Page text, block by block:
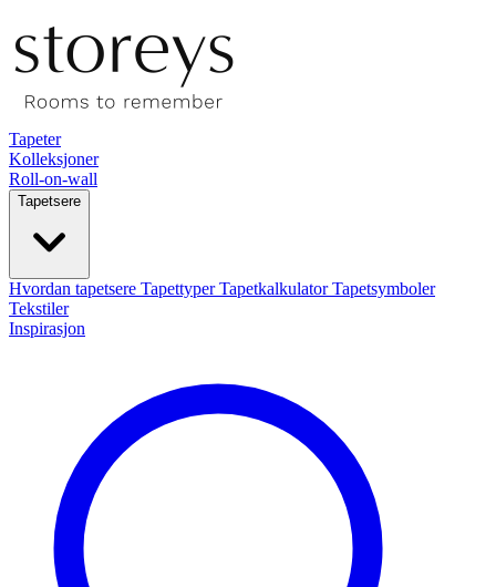
Tapeter
Kolleksjoner
Roll-on-wall
Tapetsere
Hvordan tapetsere TapettyperTapetkalkulatorTapetsymboler
Tekstiler
Inspirasjon